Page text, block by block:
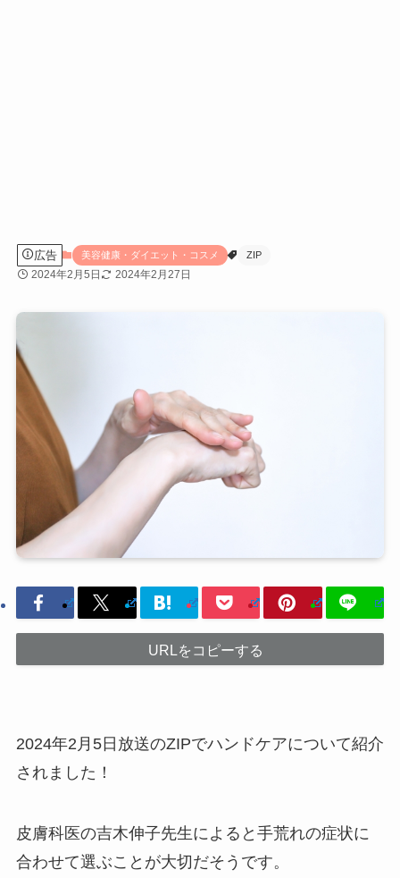
広告 美容健康・ダイエット・コスメ ZIP
2024年2月5日 2024年2月27日
URLをコピーする
2024年2月5日放送のZIPでハンドケアについて紹介
されました！
皮膚科医の吉木伸子先生によると手荒れの症状に
合わせて選ぶことが大切だそうです。